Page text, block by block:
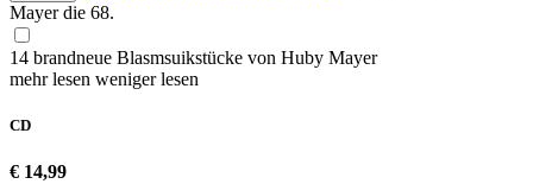
Mayer die 68.
14 brandneue Blasmsuikstücke von Huby Mayer
mehr lesen weniger lesen
CD
€ 14,99